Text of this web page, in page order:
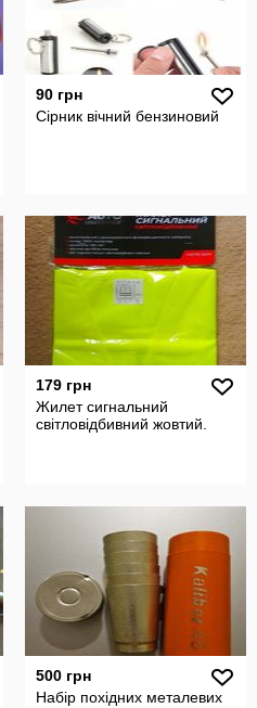
90 грн
Сірник вічний бензиновий
179 грн
Жилет сигнальний
світловідбивний жовтий.
500 грн
Набір похідних металевих